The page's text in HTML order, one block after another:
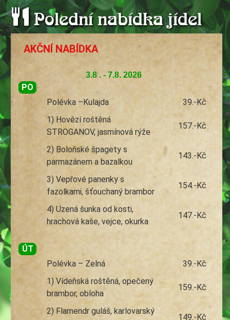
Polední nabídka jídel
AKČNÍ NABÍDKA
3.8 . - 7.8. 2026
PO
Polévka –Kulajda
39.-Kč
1) Hovězí roštěná
STROGANOV, jasmínová rýže
157.-Kč
2) Boloňské špagety s
parmazánem a bazalkou
143.-Kč
3) Vepřové panenky s
fazolkami, šťouchaný brambor
154.-Kč
4) Uzená šunka od kosti,
hrachová kaše, vejce, okurka
147.-Kč
ÚT
Polévka – Zelná
39.-Kč
1) Vídeňská roštěná, opečený
brambor, obloha
159.-Kč
2) Flamendr guláš, karlovarský
149.-Kč